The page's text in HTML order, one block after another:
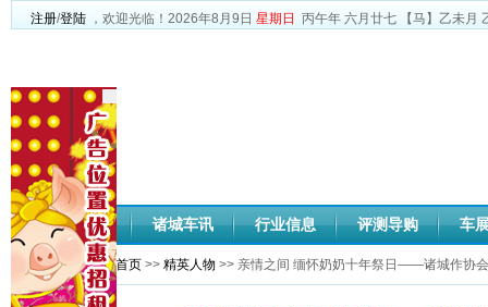
注册/登陆 ，欢迎光临！ 2026年8月9日 星期日 丙午年 六月廿七 【马】乙未月
网站首页 诸城车讯 行业信息 评测导购 车
您当前位置：网站首页 >> 精英人物 >> 亲情之间 缅怀奶奶十年祭日——诸城作协